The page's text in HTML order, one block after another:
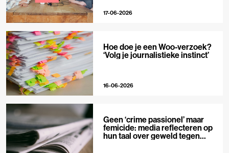
17-06-2026
Hoe doe je een Woo-verzoek?
‘Volg je journalistieke instinct’
16-06-2026
Geen ‘crime passionel’ maar
femicide: media reflecteren op
hun taal over geweld tegen